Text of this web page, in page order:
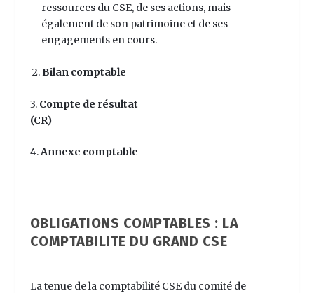
ressources du CSE, de ses actions, mais
également de son patrimoine et de ses
engagements en cours.
2.Bilan comptable
3. Compte de résultat
(CR)
4.Annexe comptable
OBLIGATIONS COMPTABLES : LA
COMPTABILITE DU GRAND CSE
La tenue de la comptabilité CSEdu comité de